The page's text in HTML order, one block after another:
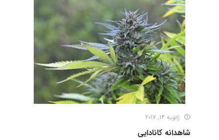
ژانویه 14, 2017
شاهدانه کانادایی